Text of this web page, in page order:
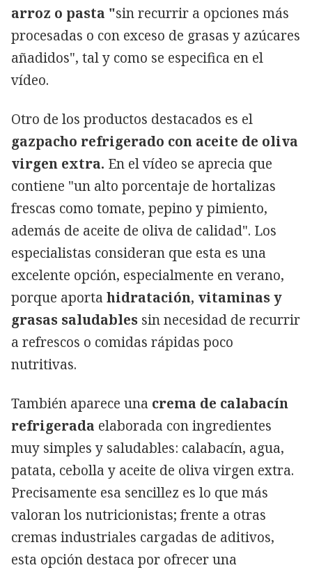
arroz o pasta "sin recurrir a opciones más
procesadas o con exceso de grasas y azúcares
añadidos", tal y como se especifica en el
vídeo.
Otro de los productos destacados es el
gazpacho refrigerado con aceite de oliva
virgen extra. En el vídeo se aprecia que
contiene "un alto porcentaje de hortalizas
frescas como tomate, pepino y pimiento,
además de aceite de oliva de calidad". Los
especialistas consideran que esta es una
excelente opción, especialmente en verano,
porque aporta hidratación, vitaminas y
grasas saludables sin necesidad de recurrir
a refrescos o comidas rápidas poco
nutritivas.
También aparece una crema de calabacín
refrigerada elaborada con ingredientes
muy simples y saludables: calabacín, agua,
patata, cebolla y aceite de oliva virgen extra.
Precisamente esa sencillez es lo que más
valoran los nutricionistas; frente a otras
cremas industriales cargadas de aditivos,
esta opción destaca por ofrecer una